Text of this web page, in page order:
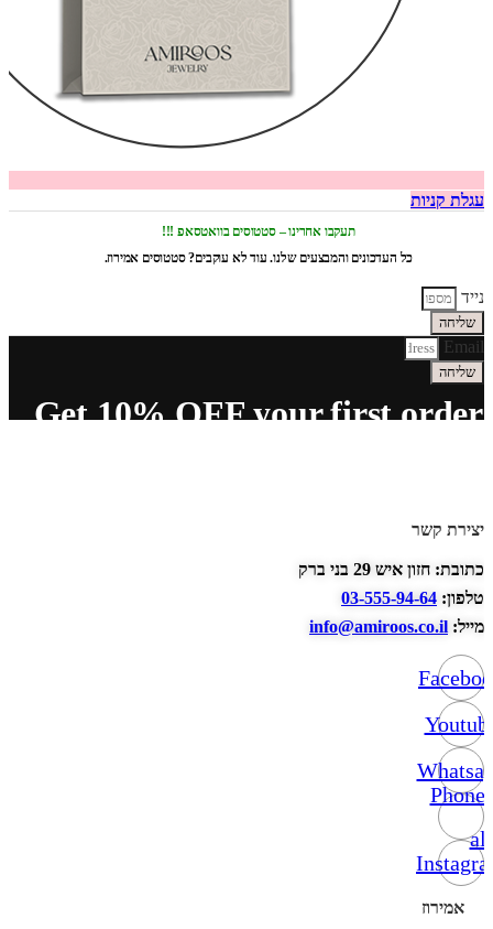
עגלת קניות
תעקבו אחרינו – סטטוסים בוואטסאפ !!!
כל העדכונים והמבצעים שלנו. עוד לא עוקבים? סטטוסים אמירוז.
נייד
שליחה
Email
שליחה
Get 10% OFF your first order
יצירת קשר
כתובת: חזון איש 29 בני ברק
טלפון: 03-555-94-64
מייל: info@amiroos.co.il
Phone-
alt
אמירוז